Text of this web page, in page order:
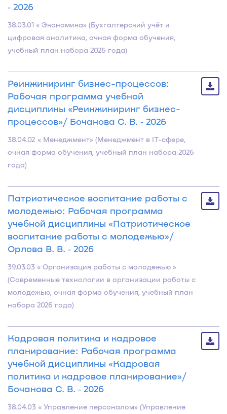
‐ 2026
38.03.01 « Экономика» (Бухгалтерский учёт и
цифровая аналитика, очная форма обучения,
учебный план набора 2026 года)
Реинжиниринг бизнес-процессов:
Рабочая программа учебной
дисциплины «Реинжиниринг бизнес-
процессов»/ Бочанова С. В. ‐ 2026
38.04.02 « Менеджмент» (Менеджмент в IT-сфере,
очная форма обучения, учебный план набора 2026
года)
Патриотическое воспитание работы с
молодежью: Рабочая программа
учебной дисциплины «Патриотическое
воспитание работы с молодежью»/
Орлова В. В. ‐ 2026
39.03.03 « Организация работы с молодежью »
(Современные технологии в организации работы с
молодежью, очная форма обучения, учебный план
набора 2026 года)
Кадровая политика и кадровое
планирование: Рабочая программа
учебной дисциплины «Кадровая
политика и кадровое планирование»/
Бочанова С. В. ‐ 2026
38.04.03 « Управление персоналом» (Управление